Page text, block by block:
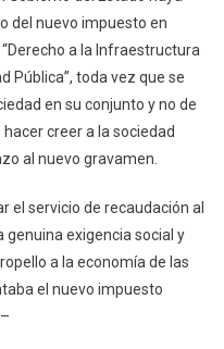
del nuevo impuesto en
a la Infraestructura
Pública”, toda vez que se
en su conjunto y no de
creer a la sociedad
al nuevo gravamen.
el servicio de recaudación al
genuina exigencia social y
a la economía de las
el nuevo impuesto